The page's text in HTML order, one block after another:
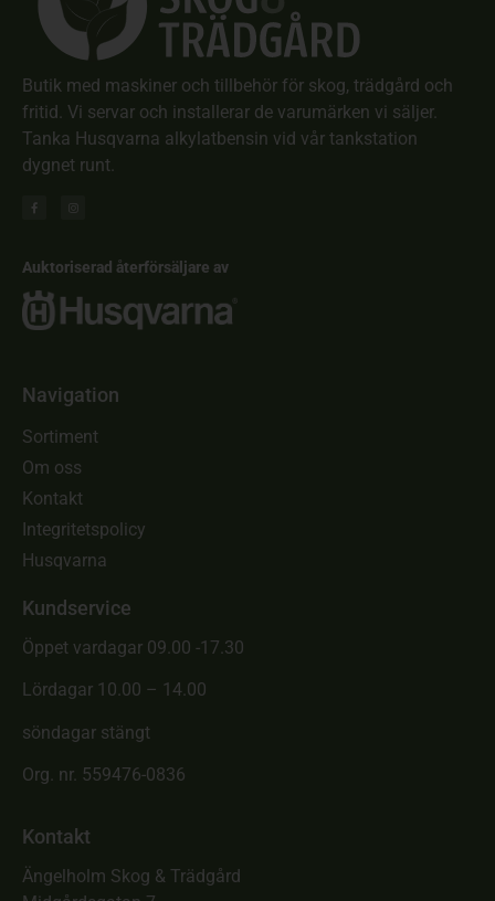
Butik med maskiner och tillbehör för skog, trädgård och
fritid. Vi servar och installerar de varumärken vi säljer.
Tanka Husqvarna alkylatbensin vid vår tankstation
dygnet runt.
Auktoriserad återförsäljare av
Navigation
Sortiment
Om oss
Kontakt
Integritetspolicy
Husqvarna
Kundservice
Öppet vardagar 09.00 -17.30
Lördagar 10.00 – 14.00
söndagar stängt
Org. nr. 559476-0836
Kontakt
Ängelholm Skog & Trädgård